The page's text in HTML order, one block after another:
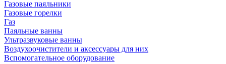
Газовые паяльники
Газовые горелки
Газ
Паяльные ванны
Ультразвуковые ванны
Воздухоочистители и аксессуары для них
Вспомогательное оборудование